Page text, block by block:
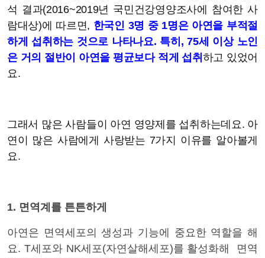
석 결과(2016~2019년 국민건강영양조사에 참여한 사
람대상)에 따르면, 한국인 3명 중 1명은 아연을 부적절
하게 섭취하는 것으로 나타나요. 특히,75세 이상 노인
은 거의 절반이 아연을 평균보다 적게 섭취 하고 있었어
요.
그래서 많은 사람들이 아연 영양제를 섭취하는데요. 아
연이 많은 사람에게 사랑받는 7가지 이유를 알아볼게
요.
1. 면역계를 튼튼하게
아연은 면역세포의 생성과 기능에 중요한 역할을 해
요. T세포와 NK세포(자연살해세포)를 활성화해 면역